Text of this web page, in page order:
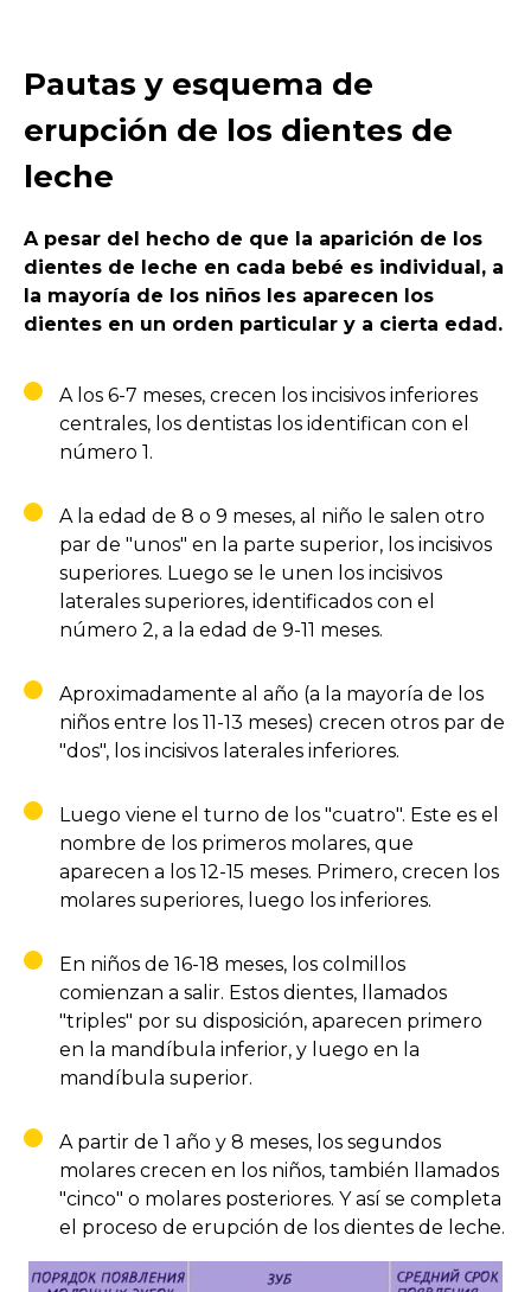
Pautas y esquema de
erupción de los dientes de
leche
A pesar del hecho de que la aparición de los
dientes de leche en cada bebé es individual, a
la mayoría de los niños les aparecen los
dientes en un orden particular y a cierta edad.
A los 6-7 meses, crecen los incisivos inferiores
centrales, los dentistas los identifican con el
número 1.
A la edad de 8 o 9 meses, al niño le salen otro
par de "unos" en la parte superior, los incisivos
superiores. Luego se le unen los incisivos
laterales superiores, identificados con el
número 2, a la edad de 9-11 meses.
Aproximadamente al año (a la mayoría de los
niños entre los 11-13 meses) crecen otros par de
"dos", los incisivos laterales inferiores.
Luego viene el turno de los "cuatro". Este es el
nombre de los primeros molares, que
aparecen a los 12-15 meses. Primero, crecen los
molares superiores, luego los inferiores.
En niños de 16-18 meses, los colmillos
comienzan a salir. Estos dientes, llamados
"triples" por su disposición, aparecen primero
en la mandíbula inferior, y luego en la
mandíbula superior.
A partir de 1 año y 8 meses, los segundos
molares crecen en los niños, también llamados
"cinco" o molares posteriores. Y así se completa
el proceso de erupción de los dientes de leche.